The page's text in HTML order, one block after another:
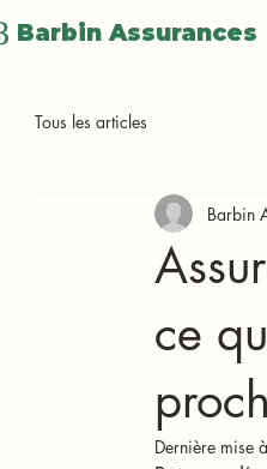
Barbin Assurances
Tous les articles
ce
Barbin
Dernière mise